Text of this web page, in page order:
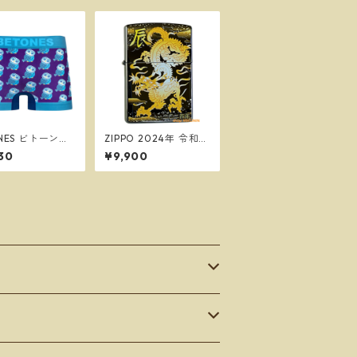
ビトーンズ
GREEN メ
リーサイズ ボ
ンツ ※ネコポ
ZIPPO 2024年 令和6
年 干支「辰」黒チタン
竜 和柄 ジッポー オイ
ルライター 2TIBK-DR
¥9,900